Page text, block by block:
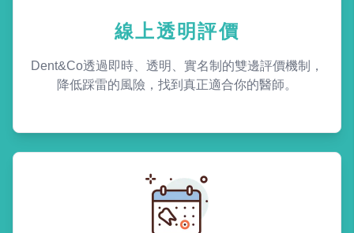
線上透明評價
Dent&Co透過即時、透明、實名制的雙邊評價機制，
降低踩雷的風險，找到真正適合你的醫師。